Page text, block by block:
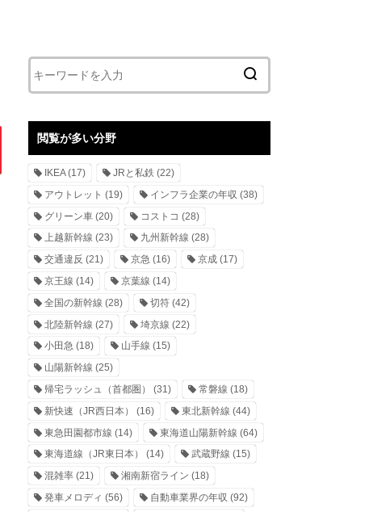
閲覧が多い分野
IKEA(17) JRと私鉄 (22)
アウトレット (19) インフラ企業の年収 (38)
グリーン車 (20) コストコ (28)
上越新幹線 (23) 九州新幹線 (28)
交通違反 (21) 京急 (16) 京成(17)
京王線 (14) 京葉線 (14)
全国の新幹線 (28) 切符(42)
北陸新幹線 (27) 埼京線 (22)
小田急 (18) 山手線 (15)
山陽新幹線 (25)
帰宅ラッシュ（首都圏）
(31) 常磐線 (18)
新快速（JR西日本）
(16) 東北新幹線 (44)
東急田園都市線 (14) 東海道山陽新幹線 (64)
東海道線（JR東日本）
(14) 武蔵野線 (15)
混雑率 (21) 湘南新宿ライン (18)
発車メロディ (56) 自動車業界の年収 (92)